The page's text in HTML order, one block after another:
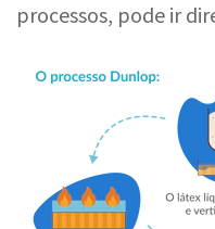
processos, pode ir